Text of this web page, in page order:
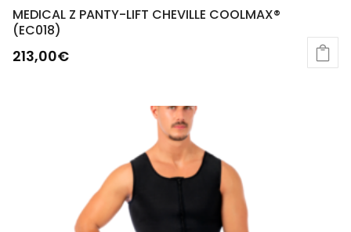
MEDICAL Z PANTY-LIFT CHEVILLE COOLMAX®
(EC018)
213,00€